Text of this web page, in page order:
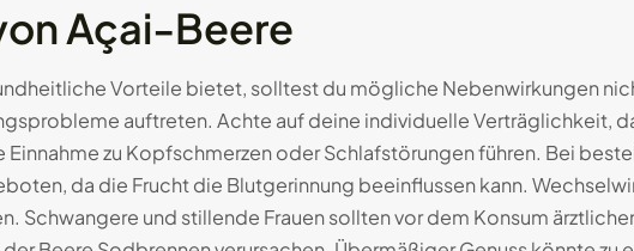
Açai-Beere
Vorteile bietet, solltest du mögliche Nebenwirkungen
auftreten. Achte auf deine individuelle Verträglichkeit,
Einnahme zu Kopfschmerzen oder Schlafstörungen führen. Bei
da die Frucht die Blutgerinnung beeinflussen kann.
Schwangere und stillende Frauen sollten vor dem Konsum